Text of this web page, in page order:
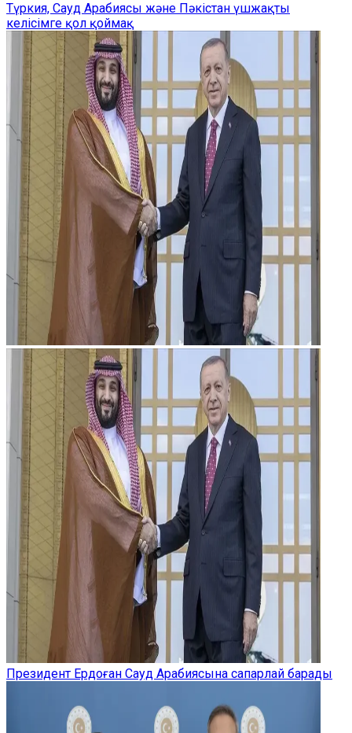
Түркия, Сауд Арабиясы және Пәкістан үшжақты
келісімге қол қоймақ
Президент Ердоған Сауд Арабиясына сапарлай барады